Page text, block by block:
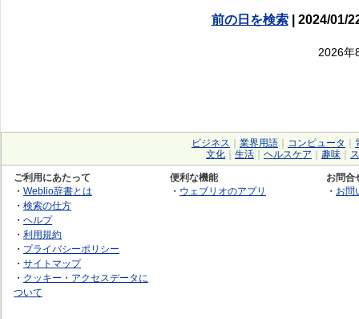
前の日を検索| 2024/01/
2026年
ビジネス 業界用語 コンピュータ
文化
生活 ヘルスケア 趣味
ご利用にあたって
・ Weblio辞書とは
・ 検索の仕方
・ ヘルプ
・ 利用規約
・ プライバシーポリシー
・ サイトマップ
・ クッキー・アクセスデータに
ついて
便利な機能
・ ウェブリオのアプリ
お問合
・ お問